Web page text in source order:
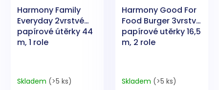
Harmony Family
Everyday 2vrstvé
papírové útěrky 44
m, 1 role
Skladem (>5 ks)
Harmony Good For
Food Burger 3vrstvé
papírové utěrky 16,5
m, 2 role
Skladem (>5 ks)